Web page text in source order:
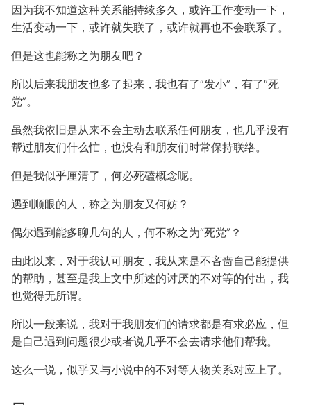
因为我不知道这种关系能持续多久，或许工作变动一下，
生活变动一下，或许就失联了，或许就再也不会联系了。
但是这也能称之为朋友吧？
所以后来我朋友也多了起来，我也有了“发小”，有了“死
党”。
虽然我依旧是从来不会主动去联系任何朋友，也几乎没有
帮过朋友们什么忙，也没有和朋友们时常保持联络。
但是我似乎厘清了，何必死磕概念呢。
遇到顺眼的人，称之为朋友又何妨？
偶尔遇到能多聊几句的人，何不称之为“死党”？
由此以来，对于我认可朋友，我从来是不吝啬自己能提供
的帮助，甚至是我上文中所述的讨厌的不对等的付出，我
也觉得无所谓。
所以一般来说，我对于我朋友们的请求都是有求必应，但
是自己遇到问题很少或者说几乎不会去请求他们帮我。
这么一说，似乎又与小说中的不对等人物关系对应上了。